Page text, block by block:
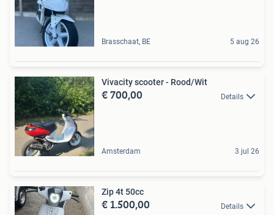
Brasschaat, BE 5 aug 26
Vivacity scooter - Rood/Wit
€ 700,00 Details
Amsterdam 3 jul 26
Zip 4t 50cc
€ 1.500,00 Details